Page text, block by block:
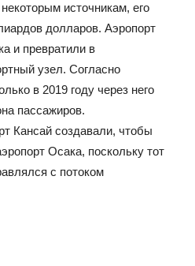
источникам, его
долларов. Аэропорт
и превратили в
узел. Согласно
в 2019 году через него
пассажиров.
Кансай создавали, чтобы
Осака, поскольку тот
с потоком